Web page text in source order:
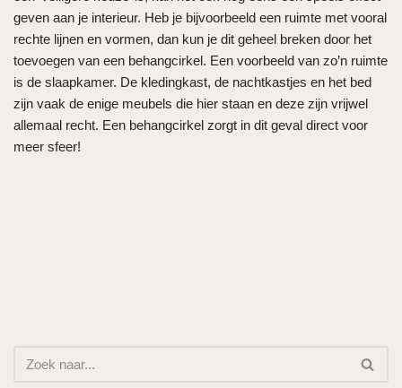
geven aan je interieur. Heb je bijvoorbeeld een ruimte met vooral
rechte lijnen en vormen, dan kun je dit geheel breken door het
toevoegen van een behangcirkel. Een voorbeeld van zo’n ruimte
is de slaapkamer. De kledingkast, de nachtkastjes en het bed
zijn vaak de enige meubels die hier staan en deze zijn vrijwel
allemaal recht. Een behangcirkel zorgt in dit geval direct voor
meer sfeer!